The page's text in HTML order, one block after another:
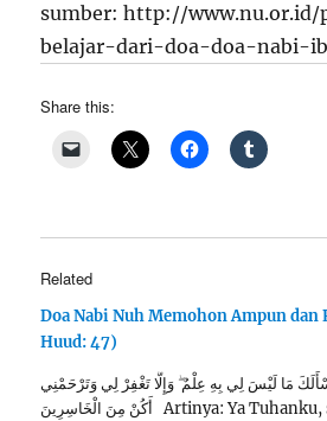
sumber: http://www.nu.or.id/
belajar-dari-doa-doa-nabi-
Share this:
Related
Doa Nabi Nuh Memohon Ampun dan
Huud: 47)
مَا لَيْسَ لِي بِهِ عِلْمٌ ۖ وَإِلَّا تَغْفِرْ لِي وَتَرْحَمْنِي
أَكُنْ مِنَ الْخَاسِرِينَ Artinya: Ya Tuhanku, sesungguhnya